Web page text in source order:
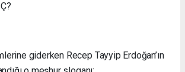
giderken Recep Tayyip Erdoğan’ın